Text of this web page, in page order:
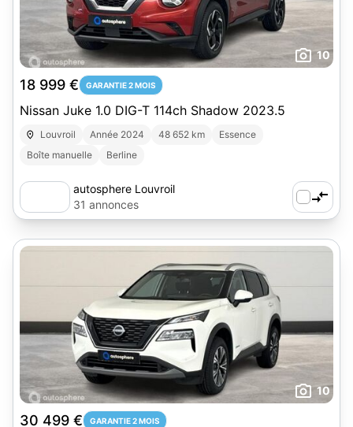
10
18 999 € GARANTIE 2 MOIS
Nissan Juke 1.0 DIG-T 114ch Shadow 2023.5
Louvroil Année 2024 48 652 km
Essence
Boîte manuelle
Berline
autosphere Louvroil
31 annonces
10
30 499 € GARANTIE 2 MOIS